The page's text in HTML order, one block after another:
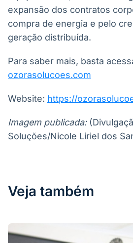
expansão dos contratos
compra de energia e pelo
geração distribuída.
Para saber mais, basta
ozorasolucoes.com
Website: https://
Imagem publicada:
Soluções/Nicole Liriel dos
Veja também